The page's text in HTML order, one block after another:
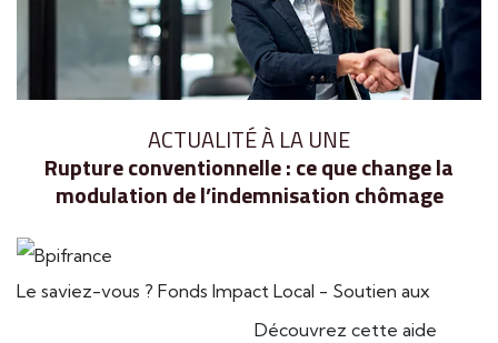
ACTUALITÉ À LA UNE
Rupture conventionnelle : ce que change la
modulation de l’indemnisation chômage
Le saviez-vous ? Fonds Impact Local - Soutien aux
Découvrez cette aide